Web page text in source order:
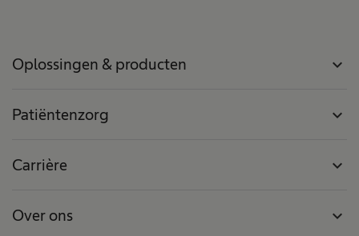
Oplossingen & producten expand_more
Patiëntenzorg expand_more
Carrière expand_more
Over ons expand_more